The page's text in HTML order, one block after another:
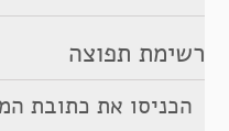
רשימת תפוצה
הכניסו את כתובת